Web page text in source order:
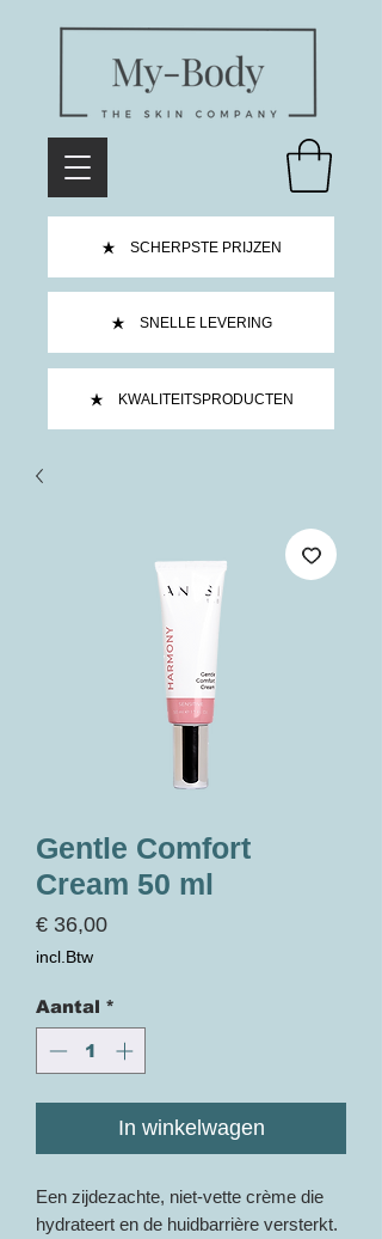
SCHERPSTE PRIJZEN
SNELLE LEVERING
KWALITEITSPRODUCTEN
Gentle Comfort
Cream 50 ml
€ 36,00Prijs
incl.Btw
Aantal *
In winkelwagen
Een zijdezachte, niet-vette crème die
hydrateert en de huidbarrière versterkt.